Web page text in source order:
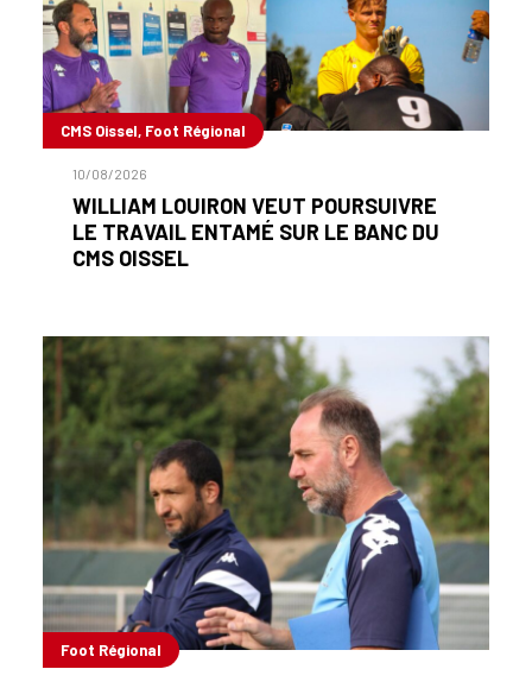
CMS Oissel, Foot Régional
10/08/2026
WILLIAM LOUIRON VEUT POURSUIVRE
LE TRAVAIL ENTAMÉ SUR LE BANC DU
CMS OISSEL
Foot Régional